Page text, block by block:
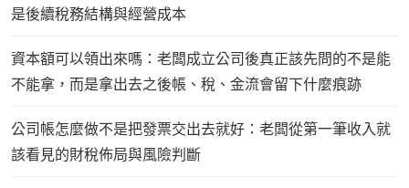
是後續稅務結構與經營成本
資本額可以領出來嗎：老闆成立公司後真正該先問的不是能
不能拿，而是拿出去之後帳、稅、金流會留下什麼痕跡
公司帳怎麼做不是把發票交出去就好：老闆從第一筆收入就
該看見的財稅佈局與風險判斷